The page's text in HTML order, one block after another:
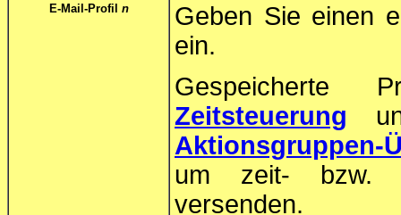
E-Mail-Profil n
Geben Sie einen
ein.
Gespeicherte
Zeitsteuerung
Aktionsgruppen-
um zeit- bzw.
versenden.